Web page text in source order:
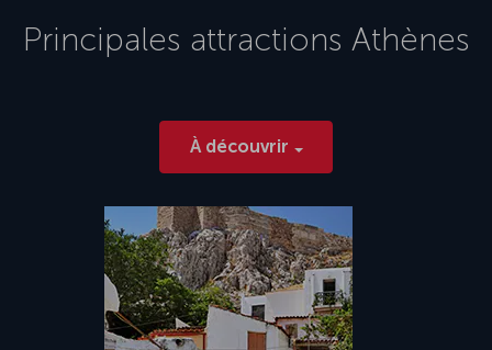
Principales attractions Athènes
À découvrir